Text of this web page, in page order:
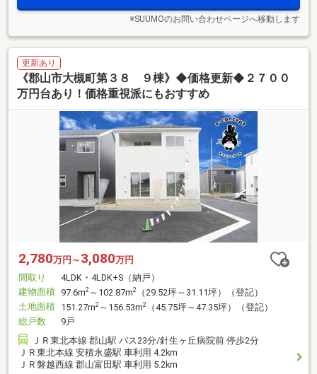
※SUUMOのお問い合わせページへ移動します
更新あり
《郡山市大槻町第３８ ９棟》◆価格更新◆２７００
万円台あり！価格重視派にもおすすめ
2,780万円～ 3,080万円
間取り
4LDK・4LDK+S（納戸）
建物面積 97.6m2 ～102.87m2
（29.52坪～31.11坪）（登記）
土地面積 151.27m2 ～156.53m2
（45.75坪～47.35坪）（登記）
総戸数
9戸
ＪＲ東北本線 郡山駅 バス23分/針生ヶ丘病院前 停歩2分
ＪＲ東北本線 安積永盛駅 車利用 4.2km
ＪＲ磐越西線 郡山富田駅 車利用 5.2km